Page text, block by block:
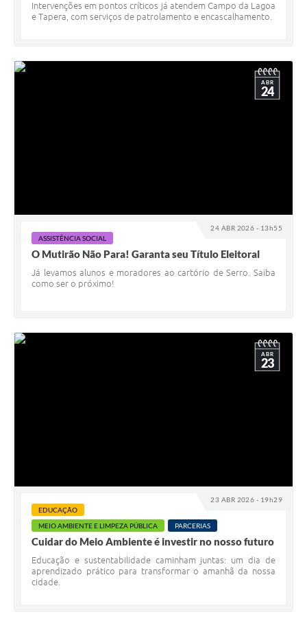
Intervenções em pontos críticos já atendem Campo da Lagoa
e Tapera, com serviços de patrolamento e encascalhamento.
24 ABR 2026 - 13h55
ABR
24
ASSISTÊNCIA SOCIAL
O Mutirão Não Para! Garanta seu Título Eleitoral
Já levamos alunos e moradores ao cartório de Serro. Saiba
como ser o próximo!
23 ABR 2026 - 19h29
ABR
23
EDUCAÇÃO
MEIO AMBIENTE E LIMPEZA PÚBLICA
PARCERIAS
Cuidar do Meio Ambiente é investir no nosso futuro
Educação e sustentabilidade caminham juntas: um dia de
aprendizado prático para transformar o amanhã da nossa
cidade.